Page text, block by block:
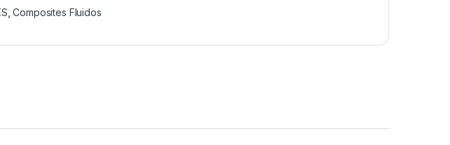
,Composites Fluidos